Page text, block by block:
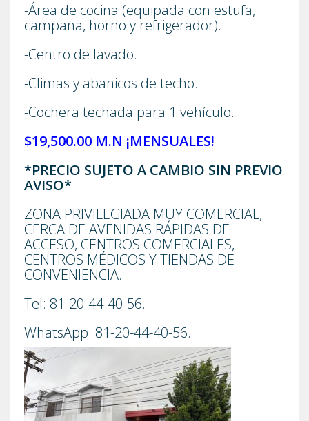
-Área de cocina (equipada con estufa,
campana, horno y refrigerador).
-Centro de lavado.
-Climas y abanicos de techo.
-Cochera techada para 1 vehículo.
$19,500.00 M.N ¡MENSUALES!
*PRECIO SUJETO A CAMBIO SIN PREVIO
AVISO*
ZONA PRIVILEGIADA MUY COMERCIAL,
CERCA DE AVENIDAS RÁPIDAS DE
ACCESO, CENTROS COMERCIALES,
CENTROS MÉDICOS Y TIENDAS DE
CONVENIENCIA.
Tel: 81-20-44-40-56.
WhatsApp: 81-20-44-40-56.